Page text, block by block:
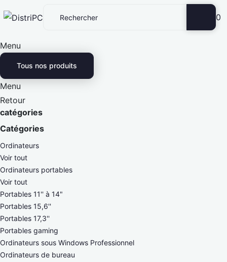
0
Menu
Tous nos produits
Menu
Retour
catégories
Catégories
Ordinateurs
Voir tout
Ordinateurs portables
Voir tout
Portables 11'' à 14"
Portables 15,6''
Portables 17,3''
Portables gaming
Ordinateurs sous Windows Professionnel
Ordinateurs de bureau